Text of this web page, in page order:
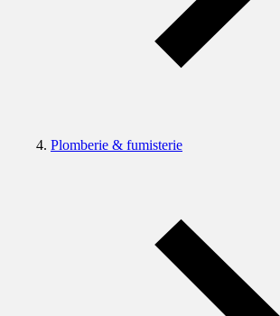
Plomberie & fumisterie